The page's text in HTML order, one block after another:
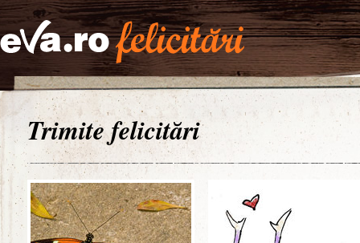
Trimite felicitări